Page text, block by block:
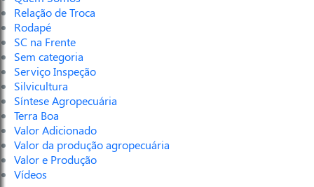
Relação de Troca
Rodapé
SC na Frente
Sem categoria
Serviço Inspeção
Silvicultura
Síntese Agropecuária
Terra Boa
Valor Adicionado
Valor da produção agropecuária
Valor e Produção
Vídeos